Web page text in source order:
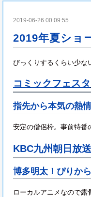
2019-06-26 00:09:55
2019年夏ショ
びっくりするくらい少な
コミックフェスタ
指先から本気の熱
安定の僧侶枠。事前特番
KBC九州朝日放送
博多明太！ぴりか
ローカルアニメなので露